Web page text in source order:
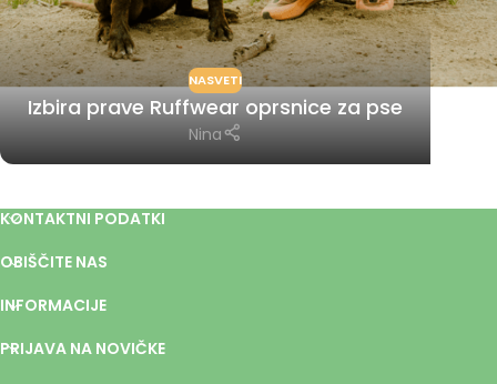
NASVETI
Izbira prave Ruffwear oprsnice za pse
Nina
KONTAKTNI PODATKI
OBIŠČITE NAS
INFORMACIJE
PRIJAVA NA NOVIČKE